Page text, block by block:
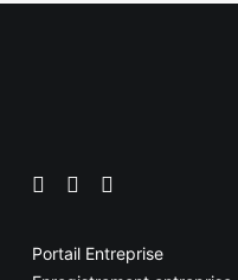
Portail Entreprise